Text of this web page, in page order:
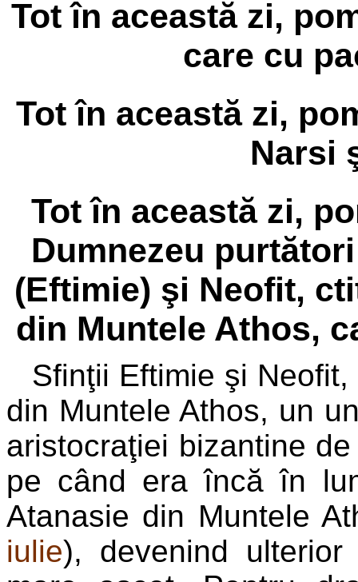
Tot în această zi,
care cu
Tot în această zi,
Narsi
Tot în această zi,
Dumnezeu
(Eftimie) şi Neofit,
din Muntele Athos,
Sfinţii Eftimie şi
din Muntele Athos, un
aristocraţiei bizantine
pe când era încă în
Atanasie din Muntele
iulie), devenind